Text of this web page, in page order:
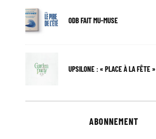
ODB FAIT MU-MUSE
UPSILONE : « PLACE À LA FÊTE »
ABONNEMENT